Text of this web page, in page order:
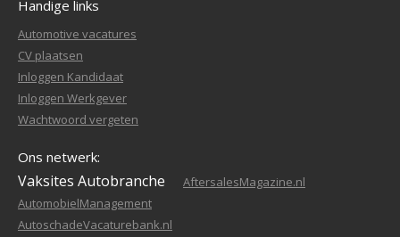
Handige links
Automotive vacatures
CV plaatsen
Inloggen Kandidaat
Inloggen Werkgever
Wachtwoord vergeten
Ons netwerk:
Vaksites Autobranche
AftersalesMagazine.nl
AutomobielManagement
AutoschadeVacaturebank.nl